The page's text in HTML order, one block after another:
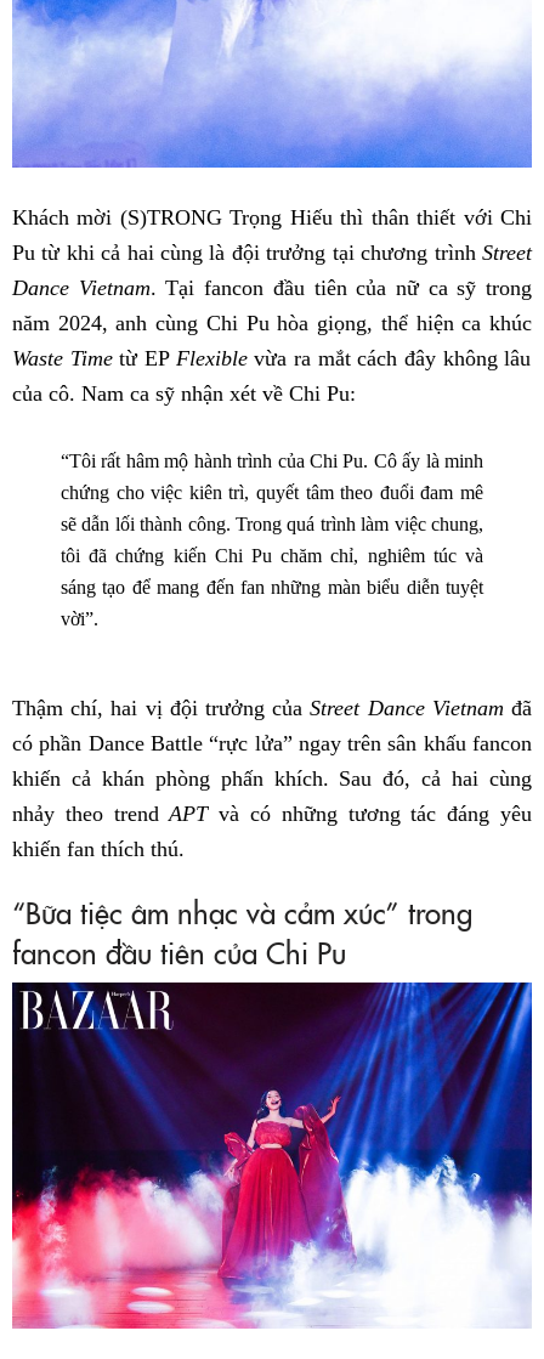
Khách mời (S)TRONG Trọng Hiếu thì thân thiết với Chi
Pu từ khi cả hai cùng là đội trưởng tại chương trình Street
Dance Vietnam. Tại fancon đầu tiên của nữ ca sỹ trong
năm 2024, anh cùng Chi Pu hòa giọng, thể hiện ca khúc
Waste Timetừ EP Flexiblevừa ra mắt cách đây không lâu
của cô. Nam ca sỹ nhận xét về Chi Pu:
“Tôi rất hâm mộ hành trình của Chi Pu. Cô ấy là minh
chứng cho việc kiên trì, quyết tâm theo đuổi đam mê
sẽ dẫn lối thành công. Trong quá trình làm việc chung,
tôi đã chứng kiến Chi Pu chăm chỉ, nghiêm túc và
sáng tạo để mang đến fan những màn biểu diễn tuyệt
vời”.
Thậm chí, hai vị đội trưởng củaStreet Dance Vietnam đã
có phần Dance Battle “rực lửa” ngay trên sân khấu fancon
khiến cả khán phòng phấn khích. Sau đó, cả hai cùng
nhảy theo trendAPTvà có những tương tác đáng yêu
khiến fan thích thú.
“Bữa tiệc âm nhạc và cảm xúc” trong
fancon đầu tiên của Chi Pu